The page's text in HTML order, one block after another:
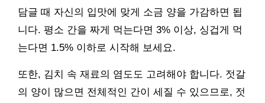
담글 때 자신의 입맛에 맞게 소금 양을 가감하면 됩
니다. 평소 간을 짜게 먹는다면 3% 이상, 싱겁게 먹
는다면 1.5% 이하로 시작해 보세요.
또한, 김치 속 재료의 염도도 고려해야 합니다. 젓갈
의 양이 많으면 전체적인 간이 세질 수 있으므로, 젓